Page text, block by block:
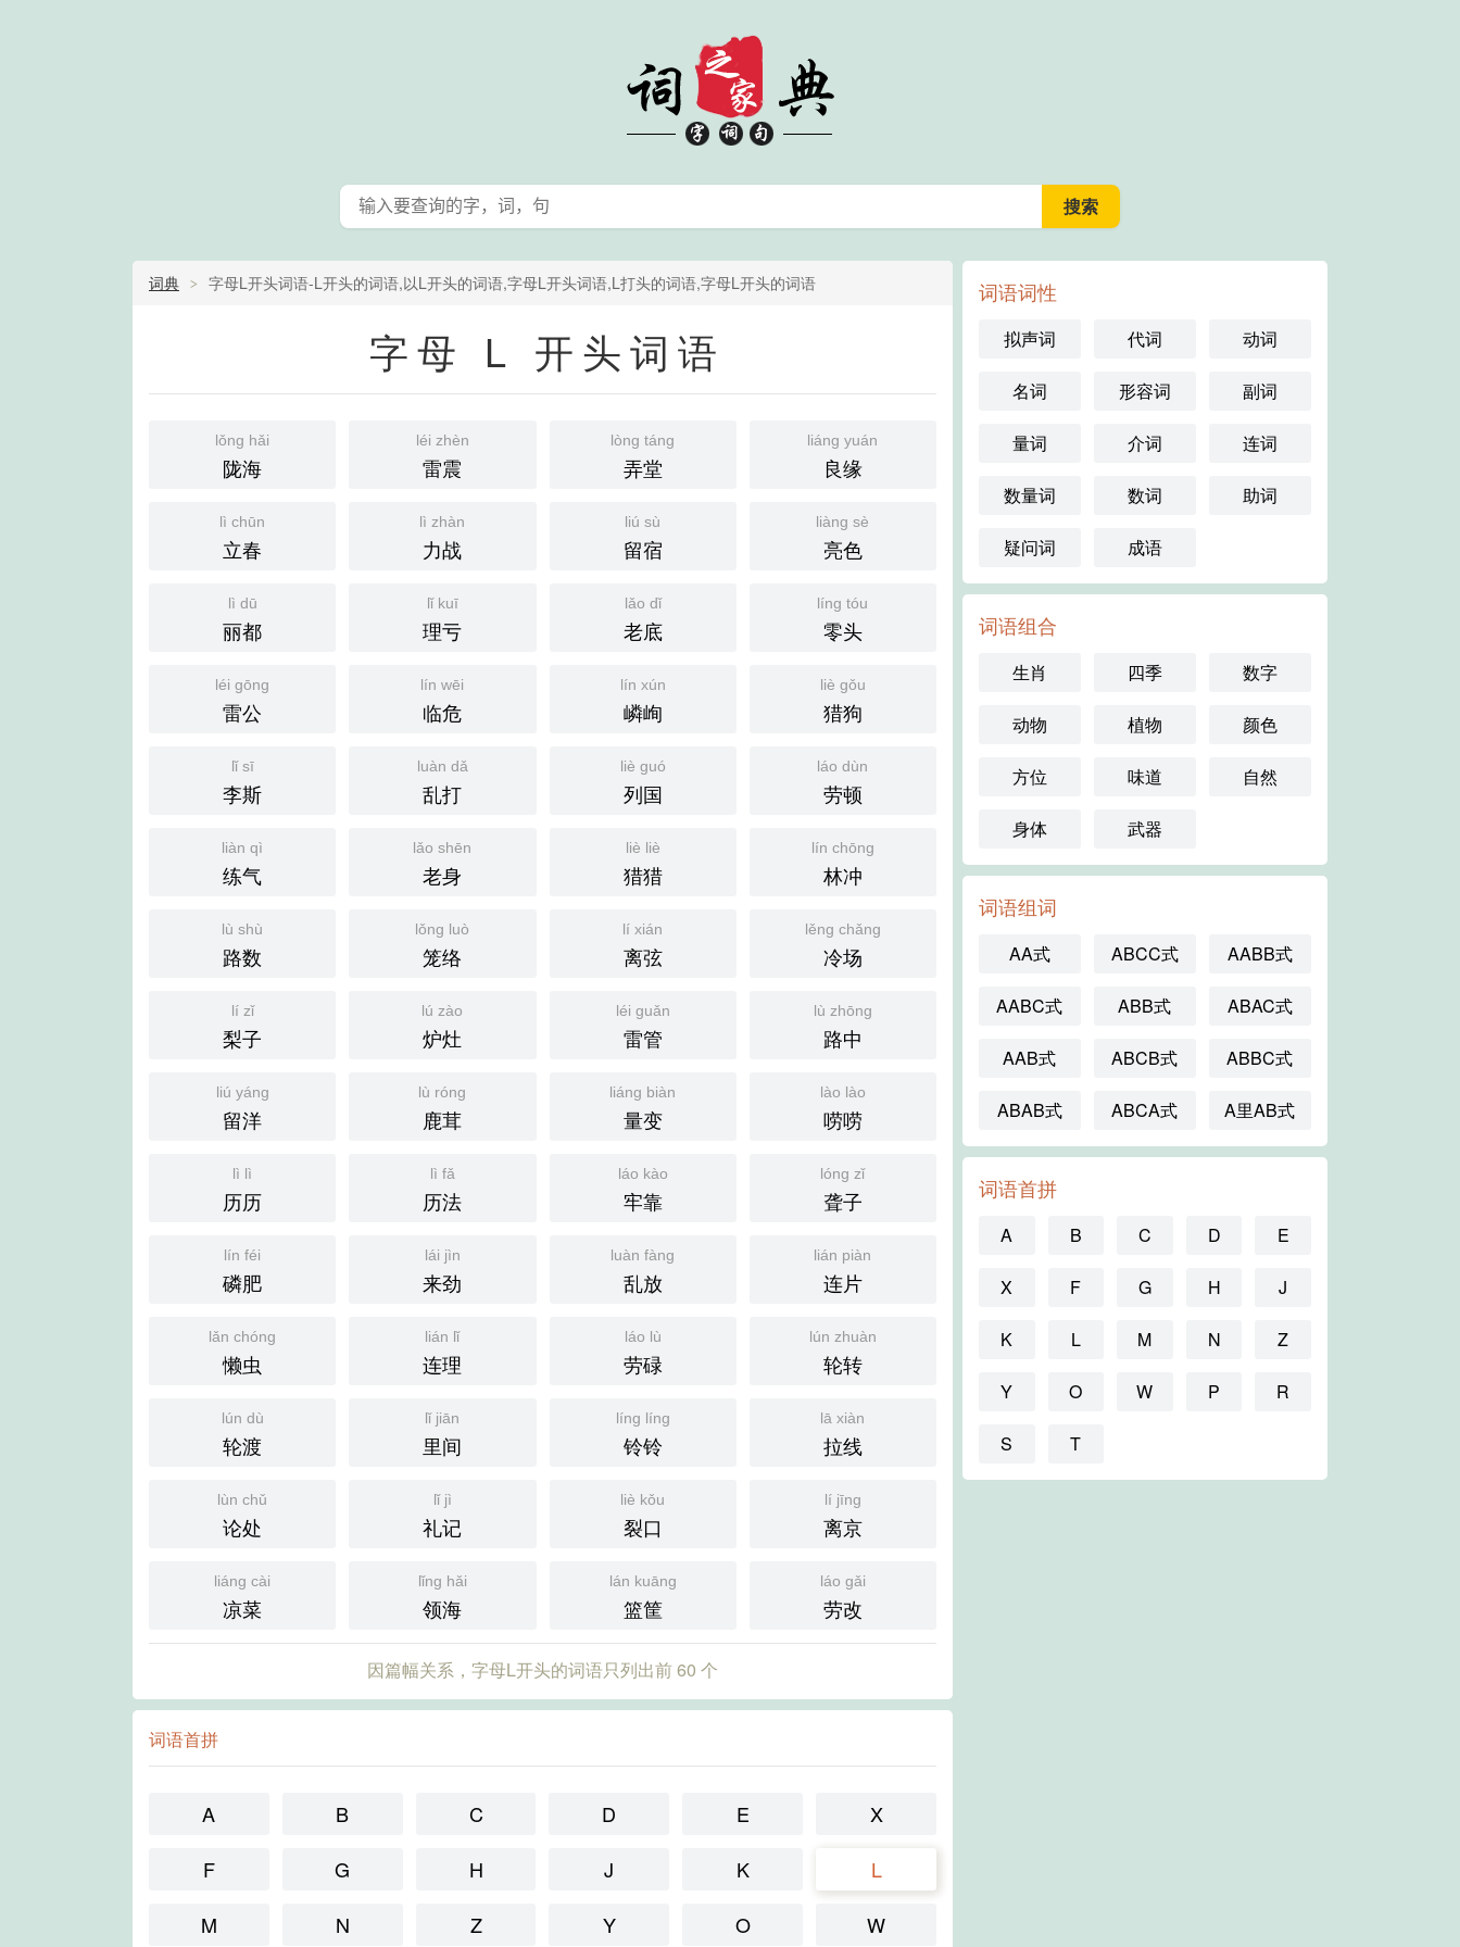
词典 字母L开头词语-L开头的词语,以L开头的词语,字母L开头词语,L打头的词语,字母L开头的词语
字母 L 开头词语
lǒng hǎi
陇海
léi zhèn
雷震
lòng táng
弄堂
liáng yuán
良缘
lì chūn
立春
lì zhàn
力战
liú sù
留宿
liàng sè
亮色
lì dū
丽都
lǐ kuī
理亏
lǎo dǐ
老底
líng tóu
零头
léi gōng
雷公
lín wēi
临危
lín xún
嶙峋
liè gǒu
猎狗
lǐ sī
李斯
luàn dǎ
乱打
liè guó
列国
láo dùn
劳顿
liàn qì
练气
lǎo shēn
老身
liè liè
猎猎
lín chōng
林冲
lù shù
路数
lǒng luò
笼络
lí xián
离弦
lěng chǎng
冷场
lí zǐ
梨子
lú zào
炉灶
léi guǎn
雷管
lù zhōng
路中
liú yáng
留洋
lù róng
鹿茸
liáng biàn
量变
lào lào
唠唠
lì lì
历历
lì fǎ
历法
láo kào
牢靠
lóng zǐ
聋子
lín féi
磷肥
lái jìn
来劲
luàn fàng
乱放
lián piàn
连片
lǎn chóng
懒虫
lián lǐ
连理
láo lù
劳碌
lún zhuàn
轮转
lún dù
轮渡
lǐ jiān
里间
líng líng
铃铃
lā xiàn
拉线
lùn chǔ
论处
lǐ jì
礼记
liè kǒu
裂口
lí jīng
离京
liáng cài
凉菜
lǐng hǎi
领海
lán kuāng
篮筐
láo gǎi
劳改
因篇幅关系，字母L开头的词语只列出前 60 个
词语首拼
A B C D E
X
F
G H J K
L
M
N Z Y O W
词语词性
拟声词 代词 动词
名词 形容词 副词
量词 介词 连词
数量词 数词 助词
疑问词 成语
词语组合
生肖 四季 数字
动物 植物 颜色
方位 味道 自然
身体 武器
词语组词
AA式 ABCC式 AABB式
AABC式 ABB式 ABAC式
AAB式 ABCB式 ABBC式
ABAB式 ABCA式 A里AB式
词语首拼
A B C D E
X F G H J
K L M N Z
Y O W P R
S T